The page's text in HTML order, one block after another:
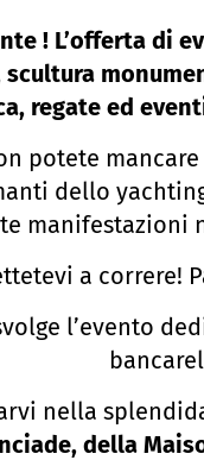
! L’offerta di
regate ed
potete
dello
manifestazioni
a correre!
l’evento
nella
della